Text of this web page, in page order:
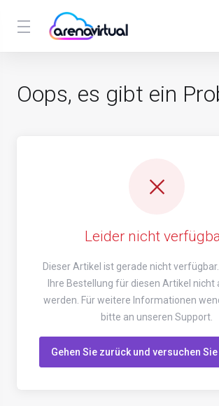
Oops, es gibt ein
Leider nicht
Dieser Artikel ist gerade nicht
Ihre Bestellung für diesen Artikel
werden. Für weitere Informationen
bitte an unseren Support.
Gehen Sie zurück und versuchen